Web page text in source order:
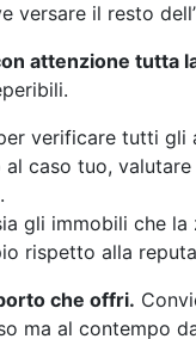
versare il resto
attenzione tutta
verificare tutti
caso tuo,
gli immobili che
rispetto alla
che offri.
ma al contempo